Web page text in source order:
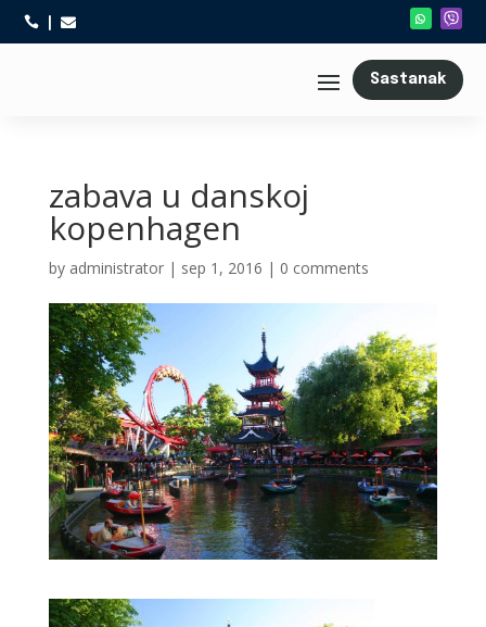
 
Sastanak
zabava u danskoj
kopenhagen
by administrator| sep 1, 2016 | 0 comments